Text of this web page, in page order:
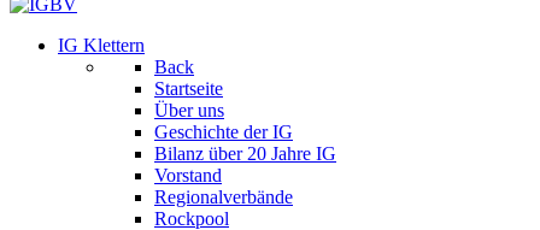
IG Klettern
Back
Startseite
Über uns
Geschichte der IG
Bilanz über 20 Jahre IG
Vorstand
Regionalverbände
Rockpool